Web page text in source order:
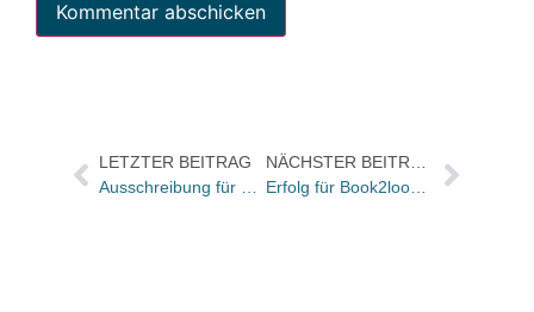
LETZTER BEITRAG